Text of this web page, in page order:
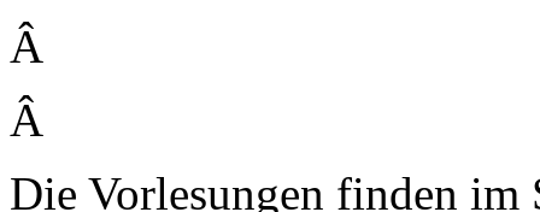
Â
Â
Die Vorlesungen finden im